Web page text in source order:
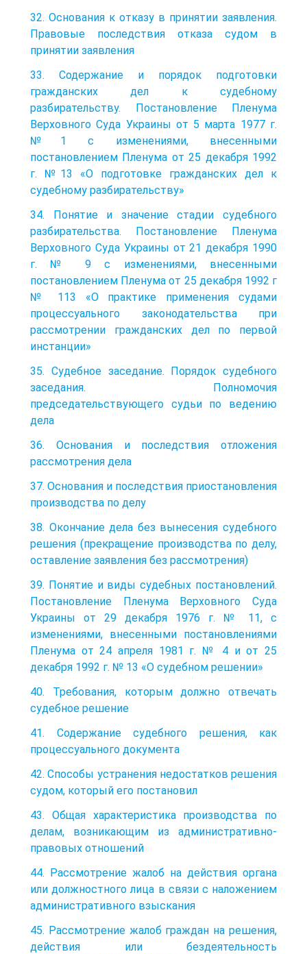
32. Основания к отказу в принятии заявления.
Правовые последствия отказа судом в
принятии заявления
33. Содержание и порядок подготовки
гражданских дел к судебному
разбирательству. Постановление Пленума
Верховного Суда Украины от 5 марта 1977 г.
№1 с изменениями, внесенными
постановлением Пленума от 25 декабря 1992
г. №13 «О подготовке гражданских дел к
судебному разбирательству»
34. Понятие и значение стадии судебного
разбирательства. Постановление Пленума
Верховного Суда Украины от 21 декабря 1990
г. № 9 с изменениями, внесенными
постановлением Пленума от 25 декабря 1992 г
№ 113 «О практике применения судами
процессуального законодательства при
рассмотрении гражданских дел по первой
инстанции»
35. Судебное заседание. Порядок судебного
заседания. Полномочия
председательствующего судьи по ведению
дела
36. Основания и последствия отложения
рассмотрения дела
37. Основания и последствия приостановления
производства по делу
38. Окончание дела без вынесения судебного
решения (прекращение производства по делу,
оставление заявления без рассмотрения)
39. Понятие и виды судебных постановлений.
Постановление Пленума Верховного Суда
Украины от 29 декабря 1976 г. № 11, с
изменениями, внесенными постановлениями
Пленума от 24 апреля 1981 г. № 4 и от 25
декабря 1992 г. № 13 «О судебном решении»
40. Требования, которым должно отвечать
судебное решение
41. Содержание судебного решения, как
процессуального документа
42. Способы устранения недостатков решения
судом, который его постановил
43. Общая характеристика производства по
делам, возникающим из административно-
правовых отношений
44. Рассмотрение жалоб на действия органа
или должностного лица в связи с наложением
административного взыскания
45. Рассмотрение жалоб граждан на решения,
действия или бездеятельность